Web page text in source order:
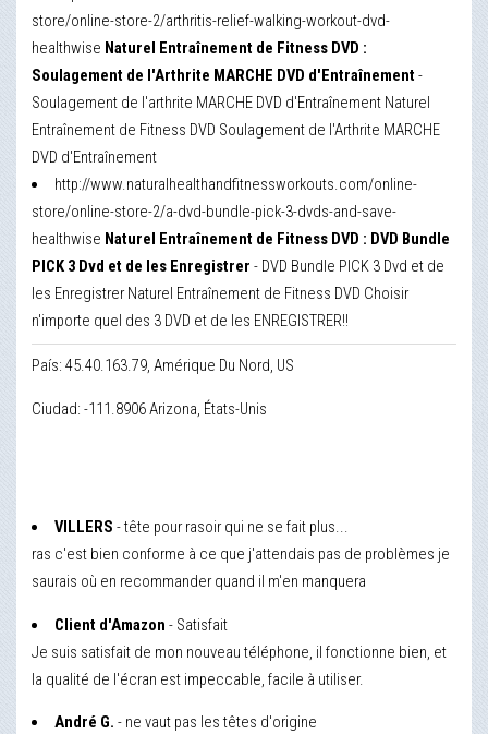
store/online-store-2/arthritis-relief-walking-workout-dvd-
healthwise Naturel Entraînement de Fitness DVD :
Soulagement de l'Arthrite MARCHE DVD d'Entraînement -
Soulagement de l'arthrite MARCHE DVD d'Entraînement Naturel
Entraînement de Fitness DVD Soulagement de l'Arthrite MARCHE
DVD d'Entraînement
http://www.naturalhealthandfitnessworkouts.com/online-
store/online-store-2/a-dvd-bundle-pick-3-dvds-and-save-
healthwise Naturel Entraînement de Fitness DVD : DVD Bundle
PICK 3 Dvd et de les Enregistrer - DVD Bundle PICK 3 Dvd et de
les Enregistrer Naturel Entraînement de Fitness DVD Choisir
n'importe quel des 3 DVD et de les ENREGISTRER!!
País: 45.40.163.79, Amérique Du Nord, US
Ciudad: -111.8906 Arizona, États-Unis
VILLERS - tête pour rasoir qui ne se fait plus...
ras c'est bien conforme à ce que j'attendais pas de problèmes je
saurais où en recommander quand il m'en manquera
Client d'Amazon - Satisfait
Je suis satisfait de mon nouveau téléphone, il fonctionne bien, et
la qualité de l'écran est impeccable, facile à utiliser.
André G. - ne vaut pas les têtes d'origine